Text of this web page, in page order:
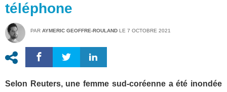
téléphone
PAR AYMERIC GEOFFRE-ROULAND LE 7 OCTOBRE 2021
Selon Reuters, une femme sud-coréenne a été inondée